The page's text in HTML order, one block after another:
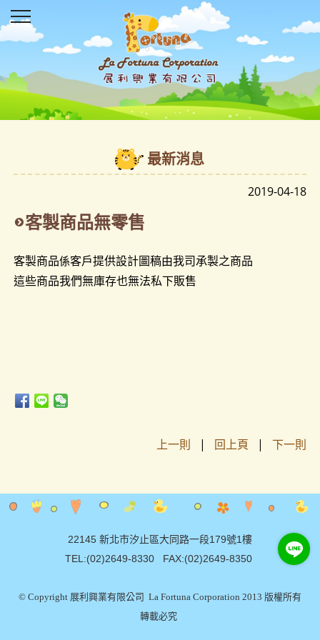
最新消息
2019-04-18
客製商品無零售
客製商品係客戶提供設計圖稿由我司承製之商品
這些商品我們無庫存也無法私下販售
上一則 | 回上頁 |下一則
22145 新北市汐止區大同路一段179號1樓
TEL:(02)2649-8330 FAX:(02)2649-8350
© Copyright 展利興業有限公司 La Fortuna Corporation 2013 版權所有
轉載必究